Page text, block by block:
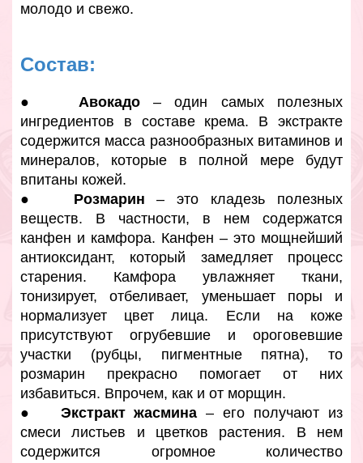
молодо и свежо.
Состав:
● Авокадо– один самых полезных
ингредиентов в составе крема. В экстракте
содержится масса разнообразных витаминов и
минералов, которые в полной мере будут
впитаны кожей.
●
Розмарин – это кладезь полезных
веществ. В частности, в нем содержатся
канфен и камфора. Канфен – это мощнейший
антиоксидант, который замедляет процесс
старения. Камфора увлажняет ткани,
тонизирует, отбеливает, уменьшает поры и
нормализует цвет лица. Если на коже
присутствуют огрубевшие и ороговевшие
участки (рубцы, пигментные пятна), то
розмарин прекрасно помогает от них
избавиться. Впрочем, как и от морщин.
●
Экстракт жасмина – его получают из
смеси листьев и цветков растения. В нем
содержится огромное количество